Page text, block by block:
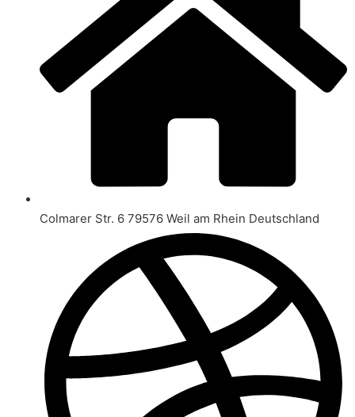
Colmarer Str. 6 79576 Weil am Rhein Deutschland